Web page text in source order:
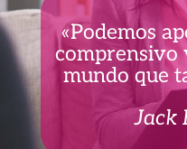
«Podemos
comprensivo
mundo que
Jack